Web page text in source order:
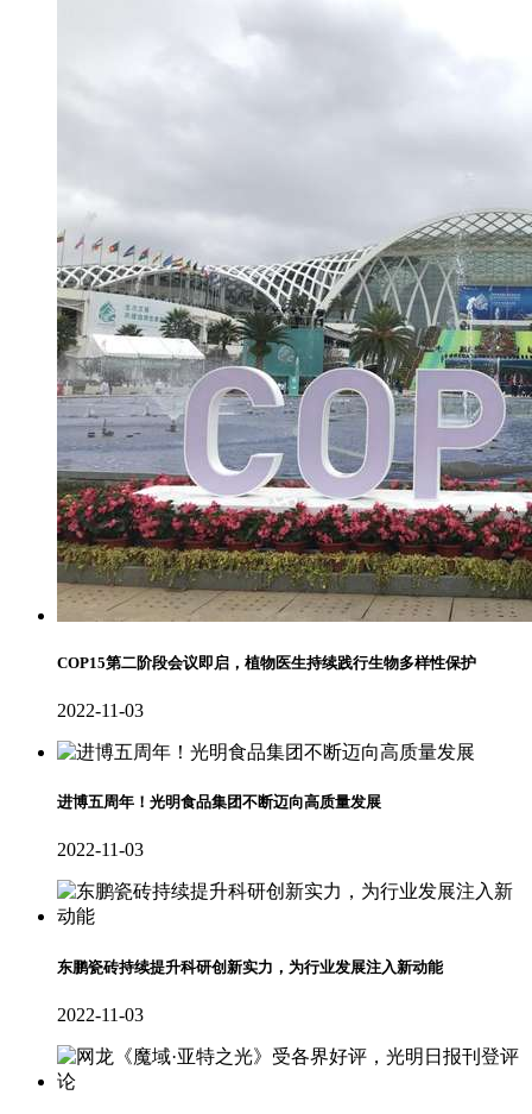
COP15第二阶段会议即启，植物医生持续践行生物多样性保护
2022-11-03
进博五周年！光明食品集团不断迈向高质量发展
2022-11-03
东鹏瓷砖持续提升科研创新实力，为行业发展注入新动能
2022-11-03